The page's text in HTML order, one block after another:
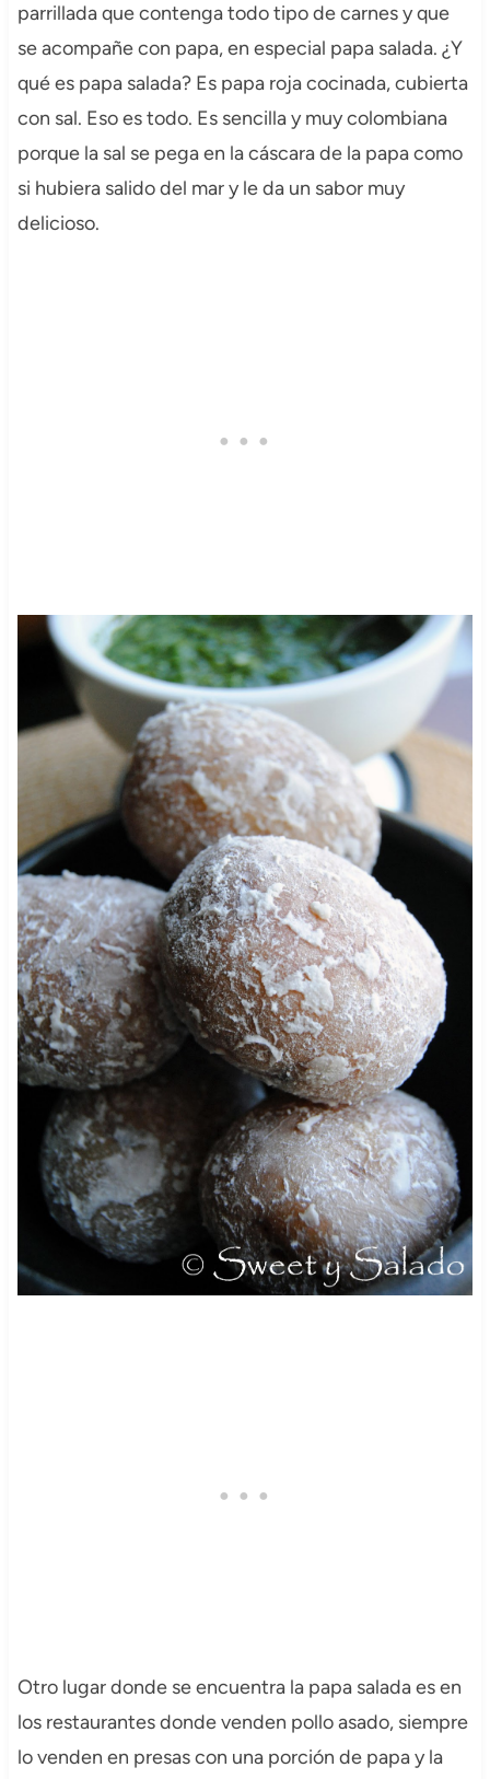
parrillada que contenga todo tipo de carnes y que
se acompañe con papa, en especial papa salada. ¿Y
qué es papa salada? Es papa roja cocinada, cubierta
con sal. Eso es todo. Es sencilla y muy colombiana
porque la sal se pega en la cáscara de la papa como
si hubiera salido del mar y le da un sabor muy
delicioso.
Otro lugar donde se encuentra la papa salada es en
los restaurantes donde venden pollo asado, siempre
lo venden en presas con una porción de papa y la